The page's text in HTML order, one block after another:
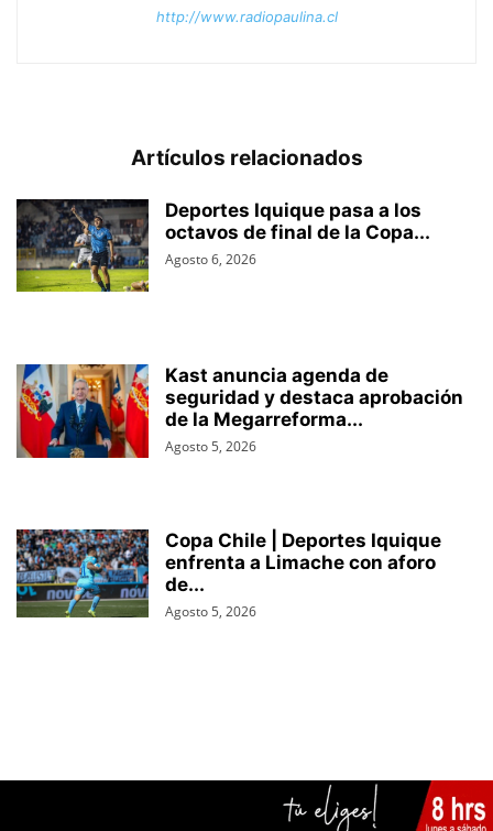
http://www.radiopaulina.cl
Artículos relacionados
Deportes Iquique pasa a los
octavos de final de la Copa...
Agosto 6, 2026
Kast anuncia agenda de
seguridad y destaca aprobación
de la Megarreforma...
Agosto 5, 2026
Copa Chile | Deportes Iquique
enfrenta a Limache con aforo
de...
Agosto 5, 2026